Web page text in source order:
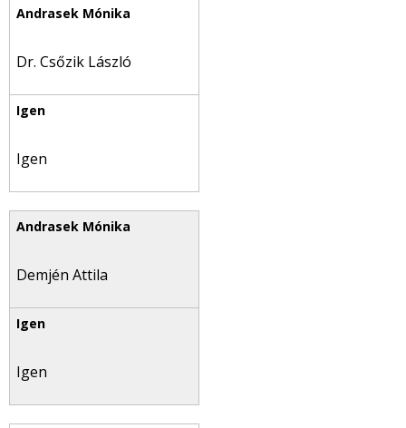
Dr. Csőzik László
Igen
Demjén Attila
Igen